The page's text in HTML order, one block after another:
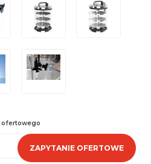
ofertowego
ZAPYTANIE OFERTOWE